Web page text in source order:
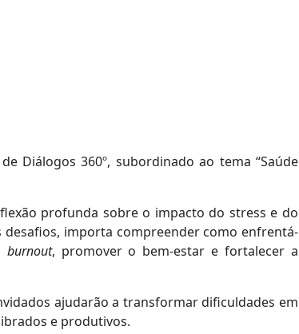
Diálogos 360º, subordinado ao tema “Saúde
profunda sobre o impacto do stress e do
importa compreender como enfrentá-
burnout, promover o bem-estar e fortalecer a
ajudarão a transformar dificuldades em
e produtivos.